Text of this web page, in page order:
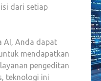
dari setiap
AI, Anda dapat
mendapatkan
pengeditan
teknologi ini